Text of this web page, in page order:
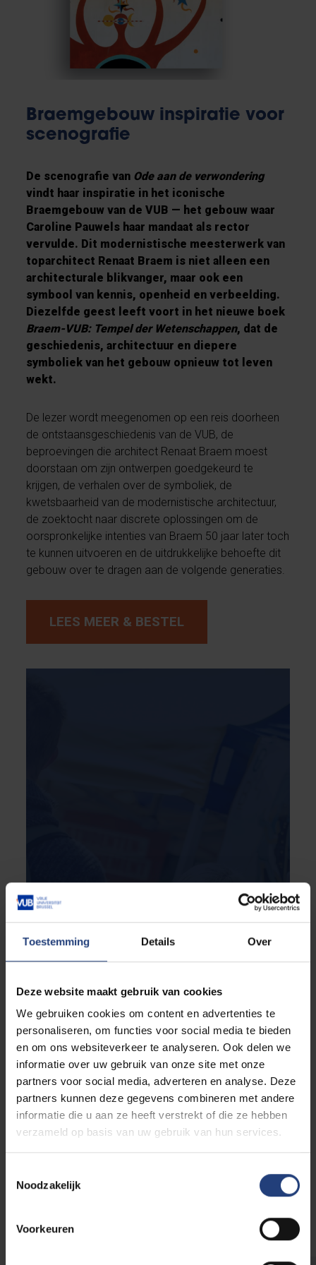
Toestemming Details Over
Deze website maakt gebruik van cookies
We gebruiken cookies om content en advertenties te
personaliseren, om functies voor social media te bieden
en om ons websiteverkeer te analyseren. Ook delen we
informatie over uw gebruik van onze site met onze
partners voor social media, adverteren en analyse. Deze
partners kunnen deze gegevens combineren met andere
informatie die u aan ze heeft verstrekt of die ze hebben
verzameld op basis van uw gebruik van hun services.
Noodzakelijk
Voorkeuren
Braemgebouw inspiratie voor
scenografie
De scenografie van Ode aan de verwondering
vindt haar inspiratie in het iconische
Braemgebouw van de VUB — het gebouw waar
Caroline Pauwels haar mandaat als rector
vervulde. Dit modernistische meesterwerk van
toparchitect Renaat Braem is niet alleen een
architecturale blikvanger, maar ook een
symbool van kennis, openheid en verbeelding.
Diezelfde geest leeft voort in het nieuwe boek
Braem-VUB: Tempel der Wetenschappen, dat de
geschiedenis, architectuur en diepere
symboliek van het gebouw opnieuw tot leven
wekt.
De lezer wordt meegenomen op een reis doorheen
de ontstaansgeschiedenis van de VUB, de
beproevingen die architect Renaat Braem moest
doorstaan om zijn ontwerpen goedgekeurd te
krijgen, de verhalen over de symboliek, de
kwetsbaarheid van de modernistische architectuur,
de zoektocht naar discrete oplossingen om de
oorspronkelijke intenties van Braem 50 jaar later toch
te kunnen uitvoeren en de uitdrukkelijke behoe­fte dit
gebouw over te dragen aan de volgende generaties.
LEES MEER & BESTEL
Steun het Caroline Pauwels
Noodfonds voor studenten
Elk jaar groeit het aandeel kwetsbare studenten
aan onze universiteit. Steeds meer studenten
hebben sociale, financiële en psychologische steun
nodig. De kopzorgen van deze studenten staat hun
persoonlijke ontwikkeling tot redelijk eigenzinnige